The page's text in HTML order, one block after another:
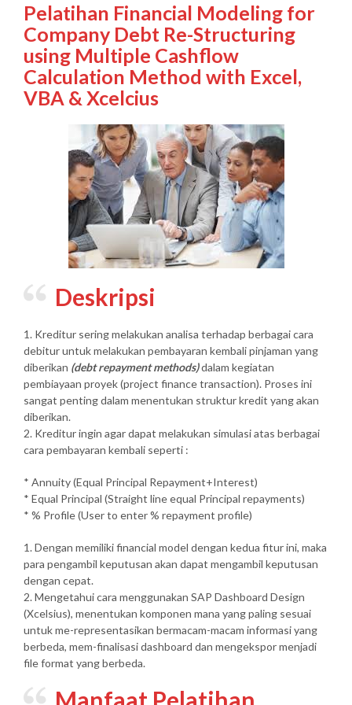
Pelatihan Financial Modeling for
Company Debt Re-Structuring
using Multiple Cashflow
Calculation Method with Excel,
VBA & Xcelcius
Deskripsi
1. Kreditur sering melakukan analisa terhadap berbagai cara
debitur untuk melakukan pembayaran kembali pinjaman yang
diberikan (debt repayment methods)dalam kegiatan
pembiayaan proyek (project finance transaction). Proses ini
sangat penting dalam menentukan struktur kredit yang akan
diberikan.
2. Kreditur ingin agar dapat melakukan simulasi atas berbagai
cara pembayaran kembali seperti :
* Annuity (Equal Principal Repayment+Interest)
* Equal Principal (Straight line equal Principal repayments)
* % Profile (User to enter % repayment profile)
1. Dengan memiliki financial model dengan kedua fitur ini, maka
para pengambil keputusan akan dapat mengambil keputusan
dengan cepat.
2. Mengetahui cara menggunakan SAP Dashboard Design
(Xcelsius), menentukan komponen mana yang paling sesuai
untuk me-representasikan bermacam-macam informasi yang
berbeda, mem-finalisasi dashboard dan mengekspor menjadi
file format yang berbeda.